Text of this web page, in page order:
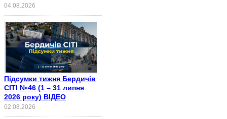
04.08.2026
Підсумки тижня Бердичів
СІТІ №46 (1 – 31 липня
2026 року) ВІДЕО
02.08.2026